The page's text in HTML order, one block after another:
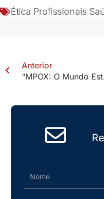
Ética Profissionais
Anterior
“MPOX: